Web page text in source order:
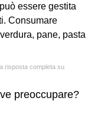
essere gestita
Consumare
pane, pasta
risposta completa su
preoccupare?